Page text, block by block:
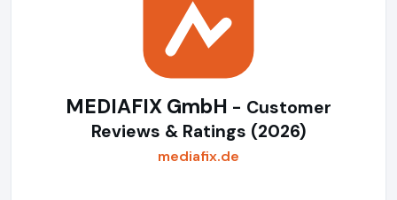
MEDIAFIX GmbH - Customer
Reviews & Ratings (2026)
mediafix.de